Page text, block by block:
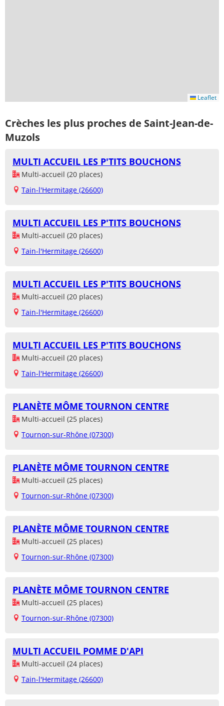
Leaflet
Crèches les plus proches de Saint-Jean-de-
Muzols
MULTI ACCUEIL LES P'TITS BOUCHONS
Multi-accueil (20 places)
Tain-l'Hermitage (26600)
MULTI ACCUEIL LES P'TITS BOUCHONS
Multi-accueil (20 places)
Tain-l'Hermitage (26600)
MULTI ACCUEIL LES P'TITS BOUCHONS
Multi-accueil (20 places)
Tain-l'Hermitage (26600)
MULTI ACCUEIL LES P'TITS BOUCHONS
Multi-accueil (20 places)
Tain-l'Hermitage (26600)
PLANÈTE MÔME TOURNON CENTRE
Multi-accueil (25 places)
Tournon-sur-Rhône (07300)
PLANÈTE MÔME TOURNON CENTRE
Multi-accueil (25 places)
Tournon-sur-Rhône (07300)
PLANÈTE MÔME TOURNON CENTRE
Multi-accueil (25 places)
Tournon-sur-Rhône (07300)
PLANÈTE MÔME TOURNON CENTRE
Multi-accueil (25 places)
Tournon-sur-Rhône (07300)
MULTI ACCUEIL POMME D'API
Multi-accueil (24 places)
Tain-l'Hermitage (26600)